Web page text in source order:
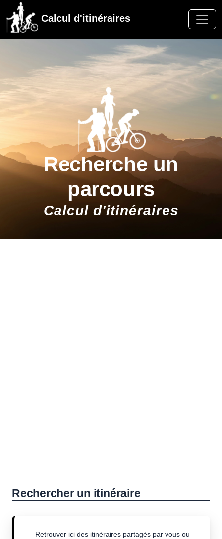
Calcul d'itinéraires
Recherche un
parcours
Calcul d'itinéraires
Rechercher un itinéraire
Retrouver ici des itinéraires partagés par vous ou